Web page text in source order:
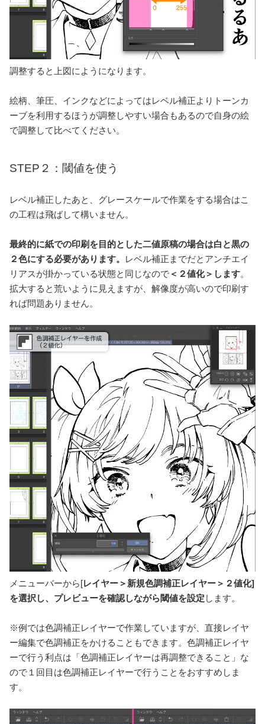
調整すると上図にようになります。
絵柄、筆圧、インクなどによってはレベル補正よりトーンカ
ーブを利用するほうが調整しやすい場合もあるので自身の絵
で調整して比べてください。
STEP２：閾値を使う
レベル補正したあと、グレースケールで作業をする場合はこ
の工程は飛ばして構いません。
最終的に紙での印刷を目的とした二値原稿の場合は白と黒の
２色にする必要があります。
レベル補正までだとアンチエイ
リアスが掛かっている状態と同じなので＜２値化＞します。
拡大すると荒いように見えますが、解像度が高いので印刷す
れば問題ありません。
メニューバーから[レイヤー＞新規色調補正レイヤー＞２値化]
を選択し、プレビューを確認しながら閾値を設定 します。
※例では色調補正レイヤーで作業していますが、直接レイヤ
ー編集で色調補正をかけることもできます。色調補正レイヤ
ーで行う利点は「色調補正レイヤーは再調整できること」な
ので１回目は色調補正レイヤーで行うことをおすすめしま
す。